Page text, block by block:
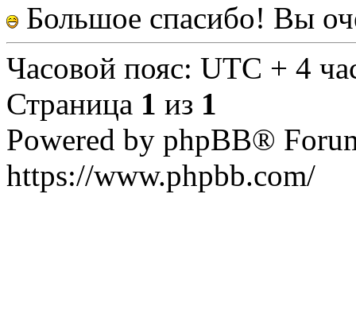
Большое спасибо! Вы
Часовой пояс: UTC + 4
Страница 1 из 1
Powered by phpBB®
https://www.phpbb.com/